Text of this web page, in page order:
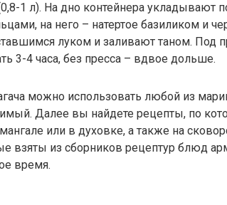
1 л). На дно контейнера укладывают
на него – натертое базиликом и
луком и заливают таном. Под
3-4 часа, без пресса – вдвое дольше.
можно использовать любой из
Далее вы найдете рецепты, по
мангале или в духовке, а также на
взяты из сборников рецептур блюд
время.